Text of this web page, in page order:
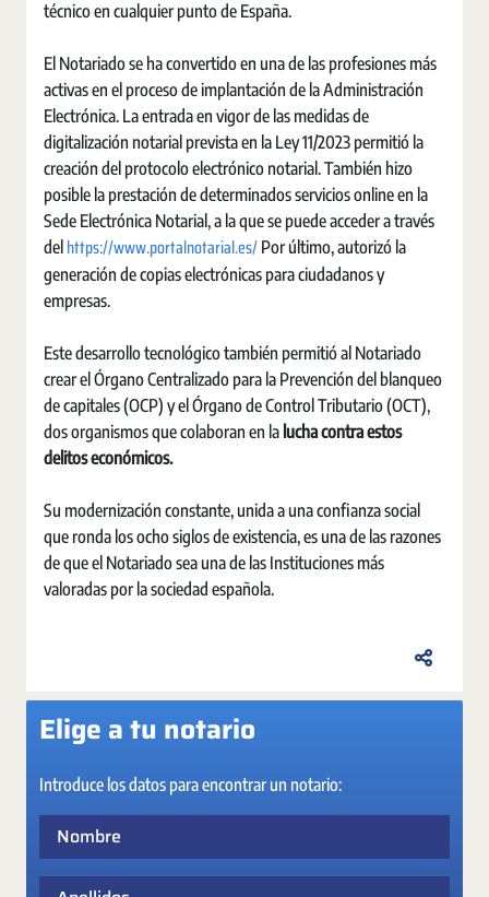
técnico en cualquier punto de España.
El Notariado se ha convertido en una de las profesiones más
activas en el proceso de implantación de la Administración
Electrónica. La entrada en vigor de las medidas de
digitalización notarial prevista en la Ley 11/2023 permitió la
creación del protocolo electrónico notarial. También hizo
posible la prestación de determinados servicios online en la
Sede Electrónica Notarial, a la que se puede acceder a través
del https://www.portalnotarial.es/ Por último, autorizó la
generación de copias electrónicas para ciudadanos y
empresas.
Este desarrollo tecnológico también permitió al Notariado
crear el Órgano Centralizado para la Prevención del blanqueo
de capitales (OCP) y el Órgano de Control Tributario (OCT),
dos organismos que colaboran en la lucha contra estos
delitos económicos.
Su modernización constante, unida a una confianza social
que ronda los ocho siglos de existencia, es una de las razones
de que el Notariado sea una de las Instituciones más
valoradas por la sociedad española.
Elige a tu notario
Introduce los datos para encontrar un notario:
Apellidos